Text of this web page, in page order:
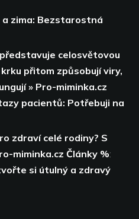
a zima: Bezstarostná
celosvětovou
přitom způsobují viry,
» Pro-miminka.cz
pacientů: Potřebuji na
zdraví celé rodiny? S
miminka.cz Články %:
si útulný a zdravý